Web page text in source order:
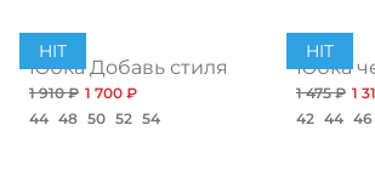
HIT
Юбка Добавь стиля
1 910 ₽ 1 700 ₽
44 48 50 52 54
HIT
Юбка
1 475 ₽ 1
42 44 46